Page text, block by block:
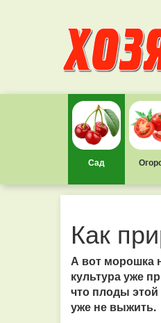
Сад
Как
А вот морошка
культура уже
что плоды
уже не выжить.